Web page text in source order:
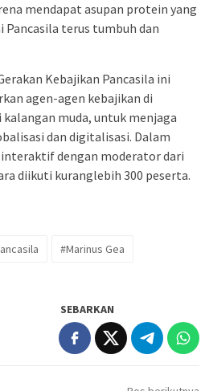
mendapat asupan protein yang
terus tumbuh dan
Kebajikan Pancasila ini
agen-agen kebajikan di
muda, untuk menjaga
dan digitalisasi. Dalam
dengan moderator dari
diikuti kuranglebih 300 peserta.
#Marinus Gea
SEBARKAN